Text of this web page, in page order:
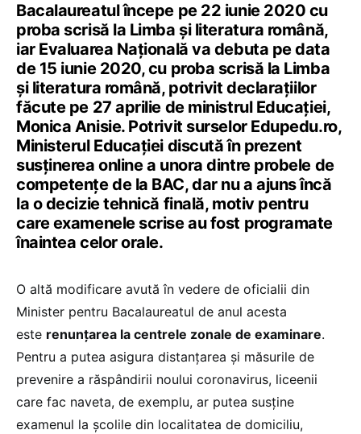
Bacalaureatul începe pe 22 iunie 2020 cu
proba scrisă la Limba și literatura română,
iar Evaluarea Națională va debuta pe data
de 15 iunie 2020, cu proba scrisă la Limba
și literatura română, potrivit declarațiilor
făcute pe 27 aprilie de ministrul Educației,
Monica Anisie. Potrivit surselor Edupedu.ro,
Ministerul Educației discută în prezent
susținerea online a unora dintre probele de
competențe de la BAC, dar nu a ajuns încă
la o decizie tehnică finală, motiv pentru
care examenele scrise au fost programate
înaintea celor orale.
O altă modificare avută în vedere de oficialii din
Minister pentru Bacalaureatul de anul acesta
este renunțarea la centrele zonale de examinare.
Pentru a putea asigura distanțarea și măsurile de
prevenire a răspândirii noului coronavirus, liceenii
care fac naveta, de exemplu, ar putea susține
examenul la școlile din localitatea de domiciliu,